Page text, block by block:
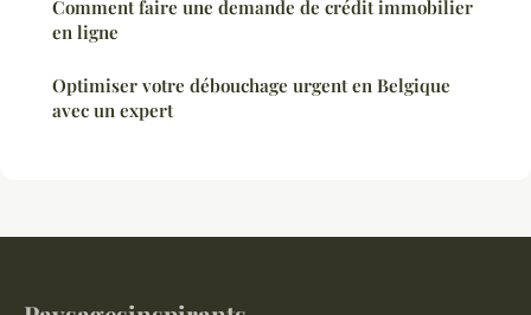
Comment faire une demande de crédit immobilier
en ligne
Optimiser votre débouchage urgent en Belgique
avec un expert